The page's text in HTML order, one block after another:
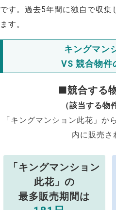
です。過去5年間に独自で収集
ます。
キングマン
VS 競合物件
■競合する
（該当する物
「キングマンション此花」か
内に販売さ
「キングマンション
此花」の
最多販売期間は